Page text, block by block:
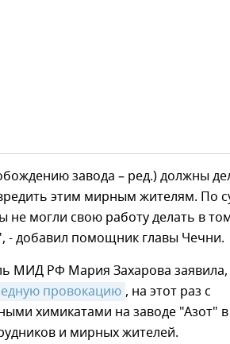
завода – ред.) должны
этим мирным жителям. По
могли свою работу делать в
- добавил помощник главы Чечни.
МИД РФ Мария Захарова заявила,
провокацию , на этот раз с
химикатами на заводе "Азот" в
и мирных жителей.